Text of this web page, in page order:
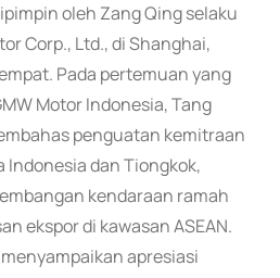
oleh Zang Qing selaku
Corp., Ltd., di Shanghai,
Pada pertemuan yang
Motor Indonesia, Tang
penguatan kemitraan
dan Tiongkok,
kendaraan ramah
ekspor di kawasan ASEAN.
apresiasi